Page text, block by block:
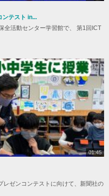
ンテスト in...
全活動センター学習館で、 第1回ICT
01:45
レゼンコンテストに向けて、新聞社の